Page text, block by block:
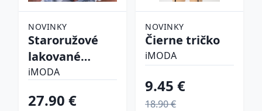
NOVINKY
Staroružové
lakované
lodičky
iMODA
27.90 €
NOVINKY
Čierne tričko
iMODA
9.45 €
18.90 €